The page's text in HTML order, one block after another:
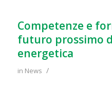
Competenze e
futuro prossimo
energetica
in News /